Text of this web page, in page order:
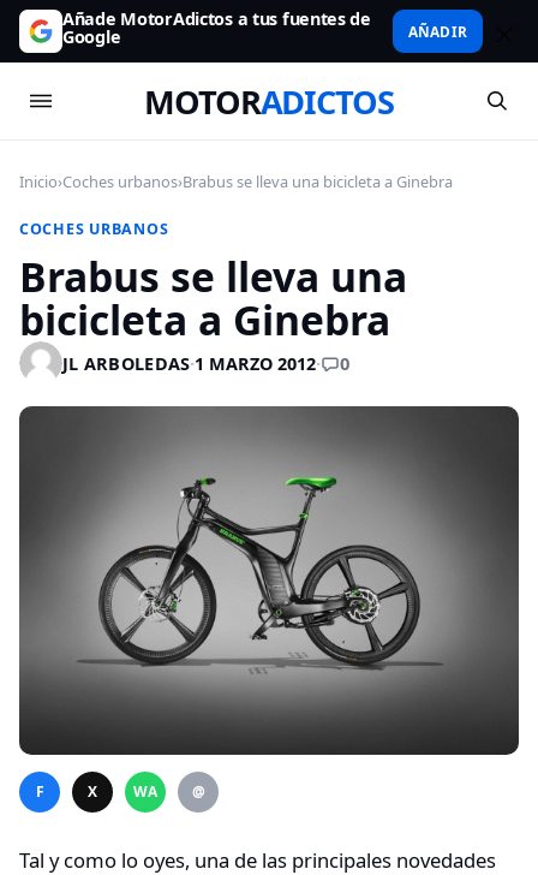
Añade MotorAdictos a tus fuentes de
Google AÑADIR
MOTORADICTOS
Inicio›Coches urbanos›Brabus se lleva una bicicleta a Ginebra
COCHES URBANOS
Brabus se lleva una
bicicleta a Ginebra
JL ARBOLEDAS·1 MARZO 2012· 0
F X WA @
Tal y como lo oyes, una de las principales novedades